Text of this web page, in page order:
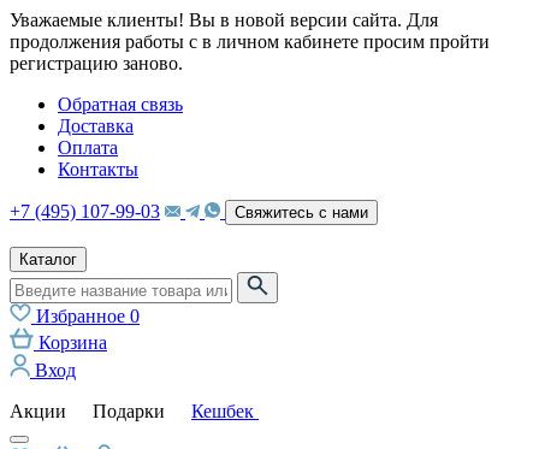
Уважаемые клиенты! Вы в новой версии сайта. Для
продолжения работы с в личном кабинете просим пройти
регистрацию заново.
Обратная связь
Доставка
Оплата
Контакты
+7 (495) 107-99-03 Свяжитесь с нами
Каталог
Избранное 0
Корзина
Вход
Акции
Подарки Кешбек